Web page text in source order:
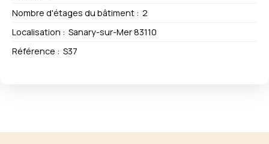
Nombre d'étages du bâtiment : 2
Localisation : Sanary-sur-Mer 83110
Référence : S37